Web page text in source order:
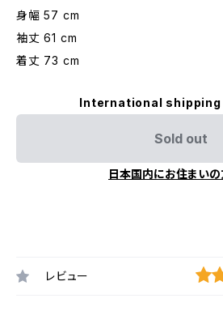
身幅 57 cm
袖丈 61 cm
着丈 73 cm
International shipping
Sold out
日本国内にお住まい
レビュー